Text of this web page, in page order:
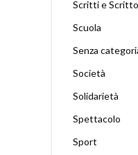
Scritti e
Scuola
Senza
Società
Solidarietà
Spettacolo
Sport